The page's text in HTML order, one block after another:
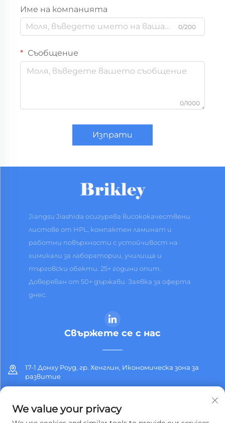
Име на компанията
0/200
Съобщение
0/1000
Изпрати
Jiangsu Jiashida осигурява висококачествени
листове от HPL, компактен ламинат и
работни повърхности с устойчивост на
химикали за лаборатории, училища и
търговски обекти. 25+ години опит.
Доверяван от 50+ държави. Заявка за оферта
днес.
Свържете се с нас
17-1 Донху Роуд, гр. Хенглин, Икономическа зона за
развитие
[email protected]
We value your privacy